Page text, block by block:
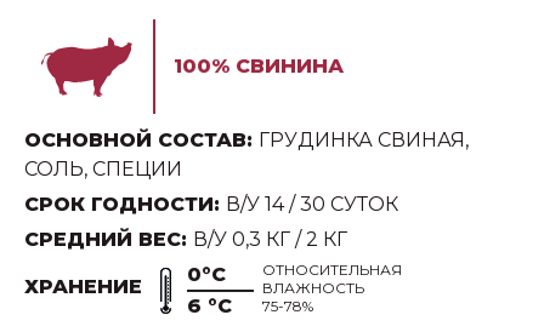
100% СВИНИНА
ОСНОВНОЙ СОСТАВ: ГРУДИНКА СВИНАЯ,
СОЛЬ, СПЕЦИИ
СРОК ГОДНОСТИ: В/У 14 / 30 СУТОК
СРЕДНИЙ ВЕС: В/У 0,3 КГ / 2 КГ
ХРАНЕНИЕ
0°С
6 °С
ОТНОСИТЕЛЬНАЯ
ВЛАЖНОСТЬ
75-78%